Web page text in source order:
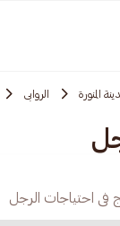
المنورة الروابی